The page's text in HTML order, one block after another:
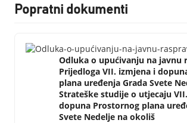
Popratni dokumenti
Odluka o upućivanju na javnu
Prijedloga VII. izmjena i
plana uređenja Grada Svete
Strateške studije o utjecaju
dopuna Prostornog plana
Svete Nedelje na okoliš